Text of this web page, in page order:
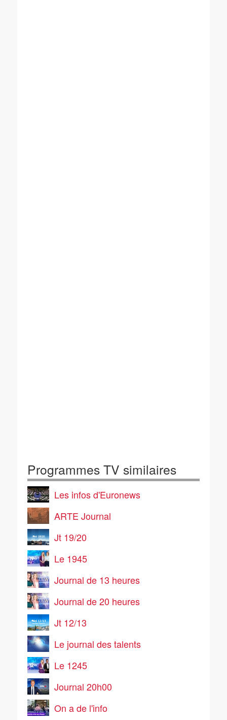
Programmes TV similaires
Les infos d'Euronews
ARTE Journal
Jt 19/20
Le 1945
Journal de 13 heures
Journal de 20 heures
Jt 12/13
Le journal des talents
Le 1245
Journal 20h00
On a de l'info